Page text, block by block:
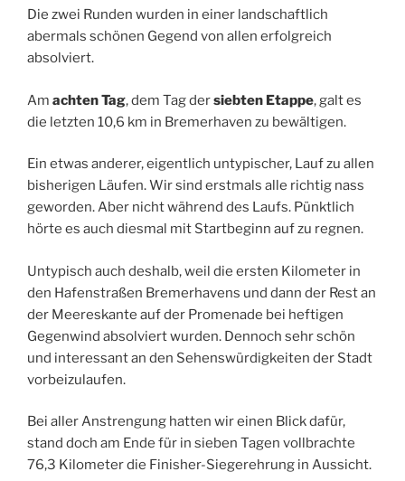
Die zwei Runden wurden in einer landschaftlich
abermals schönen Gegend von allen erfolgreich
absolviert.
Am achten Tag, dem Tag dersiebten Etappe, galt es
die letzten 10,6 km in Bremerhaven zu bewältigen.
Ein etwas anderer, eigentlich untypischer, Lauf zu allen
bisherigen Läufen. Wir sind erstmals alle richtig nass
geworden. Aber nicht während des Laufs. Pünktlich
hörte es auch diesmal mit Startbeginn auf zu regnen.
Untypisch auch deshalb, weil die ersten Kilometer in
den Hafenstraßen Bremerhavens und dann der Rest an
der Meereskante auf der Promenade bei heftigen
Gegenwind absolviert wurden. Dennoch sehr schön
und interessant an den Sehenswürdigkeiten der Stadt
vorbeizulaufen.
Bei aller Anstrengung hatten wir einen Blick dafür,
stand doch am Ende für in sieben Tagen vollbrachte
76,3 Kilometer die Finisher-Siegerehrung in Aussicht.